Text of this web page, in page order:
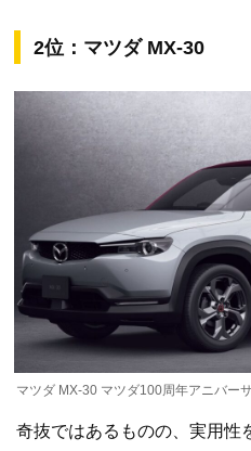
2位：マツダ MX-30
マツダ MX-30 マツダ100周年アニバー
奇抜ではあるものの、実用性